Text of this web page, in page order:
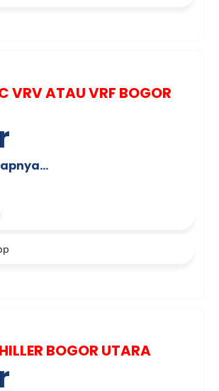
VRV ATAU VRF BOGOR
BOGOR UTARA